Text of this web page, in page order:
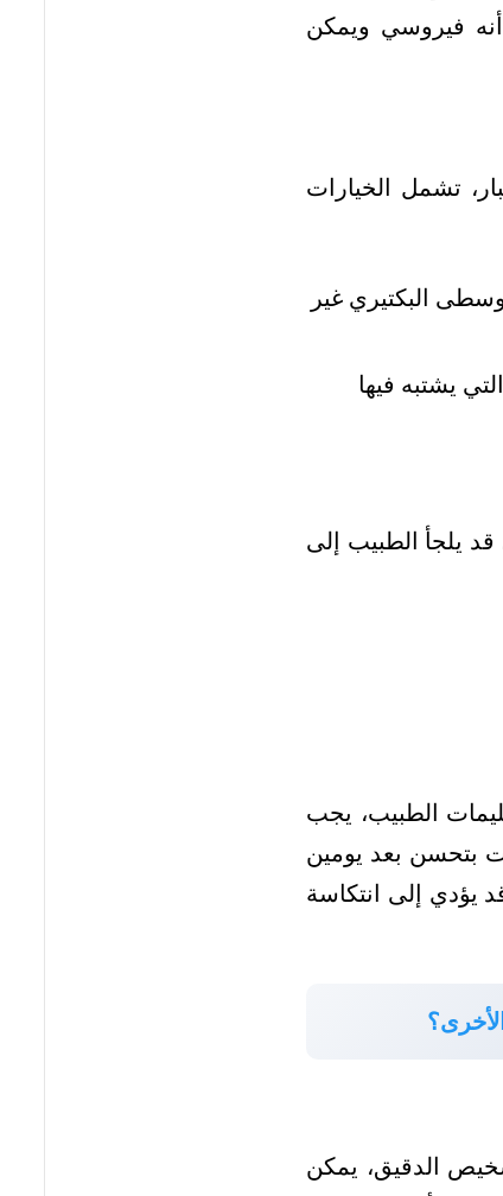
أنه فيروسي ويمكن
تشمل الخيارات
البكتيري غير
يشتبه فيها
يلجأ الطبيب إلى
الطبيب، يجب
بتحسن بعد يومين
قد يؤدي إلى انتكاسة
الدقيق، يمكن